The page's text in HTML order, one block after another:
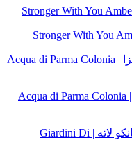
اسانس عطر آکوا دی پارما کلونیا اسنزا | Acqua di Parma Colonia